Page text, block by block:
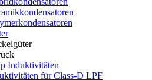
Induktivitäten
für Class-D LPF